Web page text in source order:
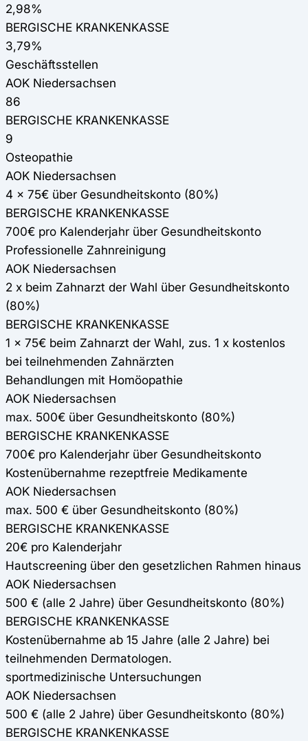
2,98%
BERGISCHE KRANKENKASSE
3,79%
Geschäftsstellen
AOK Niedersachsen
86
BERGISCHE KRANKENKASSE
9
Osteopathie
AOK Niedersachsen
4 x 75€ über Gesundheitskonto (80%)
BERGISCHE KRANKENKASSE
700€ pro Kalenderjahr über Gesundheitskonto
Professionelle Zahnreinigung
AOK Niedersachsen
2 x beim Zahnarzt der Wahl über Gesundheitskonto
(80%)
BERGISCHE KRANKENKASSE
1 x 75€ beim Zahnarzt der Wahl, zus. 1 x kostenlos
bei teilnehmenden Zahnärzten
Behandlungen mit Homöopathie
AOK Niedersachsen
max. 500€ über Gesundheitskonto (80%)
BERGISCHE KRANKENKASSE
700€ pro Kalenderjahr über Gesundheitskonto
Kostenübernahme rezeptfreie Medikamente
AOK Niedersachsen
max. 500 € über Gesundheitskonto (80%)
BERGISCHE KRANKENKASSE
20€ pro Kalenderjahr
Hautscreening über den gesetzlichen Rahmen hinaus
AOK Niedersachsen
500 € (alle 2 Jahre) über Gesundheitskonto (80%)
BERGISCHE KRANKENKASSE
Kostenübernahme ab 15 Jahre (alle 2 Jahre) bei
teilnehmenden Dermatologen.
sportmedizinische Untersuchungen
AOK Niedersachsen
500 € (alle 2 Jahre) über Gesundheitskonto (80%)
BERGISCHE KRANKENKASSE